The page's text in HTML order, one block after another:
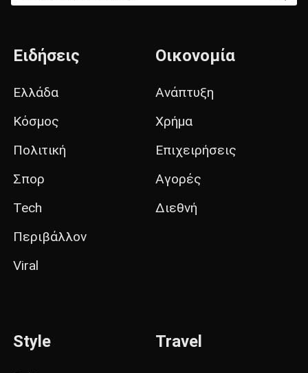
Ειδήσεις
Ελλάδα
Κόσμος
Πολιτική
Σπορ
Tech
Περιβάλλον
Viral
Οικονομία
Ανάπτυξη
Χρήμα
Επιχειρήσεις
Αγορές
Διεθνή
Style Travel